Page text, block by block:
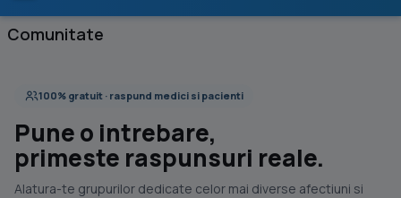
Comunitate
100% gratuit · raspund medici si pacienti
Pune o intrebare,
primeste raspunsuri reale.
Alatura-te grupurilor dedicate celor mai diverse afectiuni si